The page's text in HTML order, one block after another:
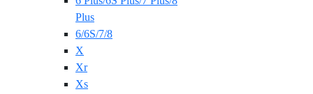
Plus
6/6S/7/8
X
Xr
Xs